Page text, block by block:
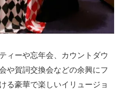
ィーや忘年会、カウントダウ
や賀詞交換会などの余興にフ
る豪華で楽しいイリュージョ